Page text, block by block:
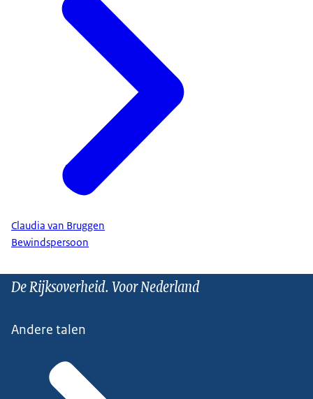
Claudia van Bruggen
Bewindspersoon
De Rijksoverheid. Voor Nederland
Andere talen